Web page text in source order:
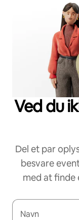
Ved du
Del et par
besvare
med at
Navn